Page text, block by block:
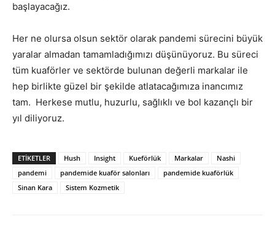
başlayacağız.
Her ne olursa olsun sektör olarak pandemi sürecini büyük
yaralar almadan tamamladığımızı düşünüyoruz. Bu süreci
tüm kuaförler ve sektörde bulunan değerli markalar ile
hep birlikte güzel bir şekilde atlatacağımıza inancımız
tam. Herkese mutlu, huzurlu, sağlıklı ve bol kazançlı bir
yıl diliyoruz.
ETIKETLER Hush Insight Kueförlük Markalar
Nashi
pandemi
pandemide kuaför salonları
pandemide kuaförlük
Sinan Kara
Sistem Kozmetik